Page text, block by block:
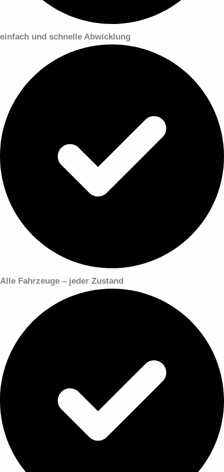
einfach und schnelle Abwicklung
Alle Fahrzeuge – jeder Zustand